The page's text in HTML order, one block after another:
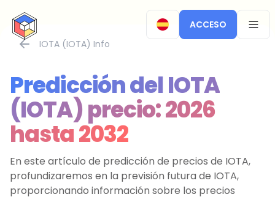
CryptoTicker
ACCESO
IOTA (IOTA) Info
Predicción del IOTA
(IOTA) precio: 2026
hasta 2032
En este artículo de predicción de precios de IOTA,
profundizaremos en la previsión futura de IOTA,
proporcionando información sobre los precios